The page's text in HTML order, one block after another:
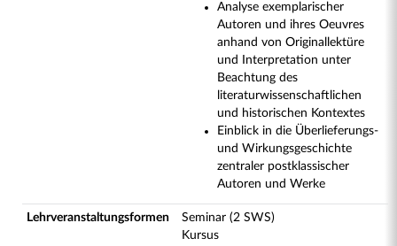
Analyse exemplarischer
Autoren und ihres Oeuvres
anhand von Originallektüre
und Interpretation unter
Beachtung des
literaturwissenschaftlichen
und historischen Kontextes
Einblick in die Überlieferungs-
und Wirkungsgeschichte
zentraler postklassischer
Autoren und Werke
Lehrveranstaltungsformen
Seminar (2 SWS)
Kursus